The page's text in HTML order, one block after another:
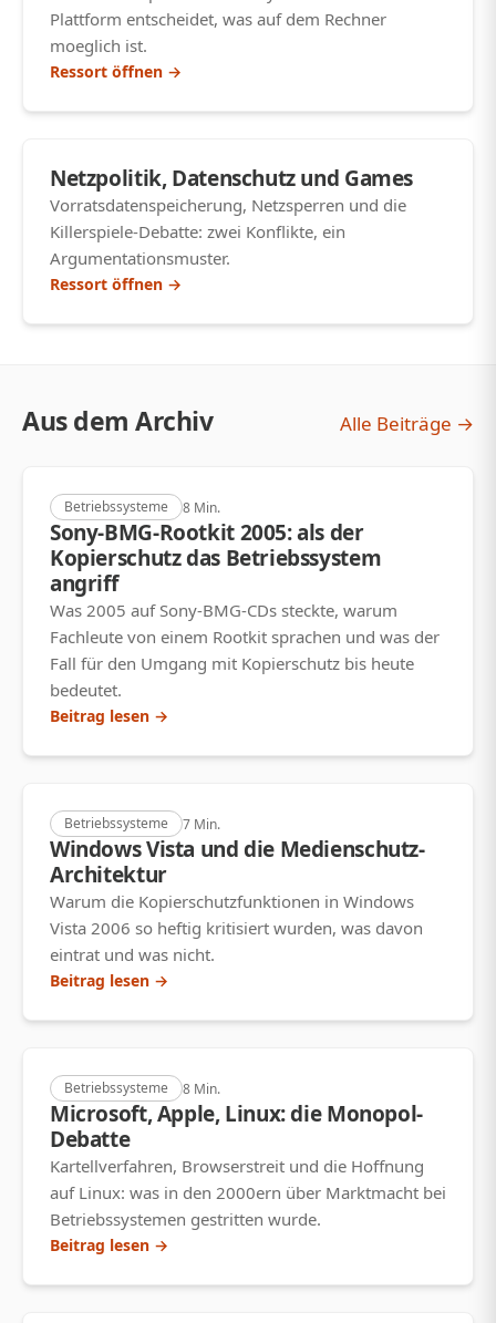
Plattform entscheidet, was auf dem Rechner
moeglich ist.
Ressort öffnen →
Netzpolitik, Datenschutz und Games
Vorratsdatenspeicherung, Netzsperren und die
Killerspiele-Debatte: zwei Konflikte, ein
Argumentationsmuster.
Ressort öffnen →
Aus dem Archiv Alle Beiträge →
Betriebssysteme 8 Min.
Sony-BMG-Rootkit 2005: als der
Kopierschutz das Betriebssystem
angriff
Was 2005 auf Sony-BMG-CDs steckte, warum
Fachleute von einem Rootkit sprachen und was der
Fall für den Umgang mit Kopierschutz bis heute
bedeutet.
Beitrag lesen →
Betriebssysteme 7 Min.
Windows Vista und die Medienschutz-
Architektur
Warum die Kopierschutzfunktionen in Windows
Vista 2006 so heftig kritisiert wurden, was davon
eintrat und was nicht.
Beitrag lesen →
Betriebssysteme 8 Min.
Microsoft, Apple, Linux: die Monopol-
Debatte
Kartellverfahren, Browserstreit und die Hoffnung
auf Linux: was in den 2000ern über Marktmacht bei
Betriebssystemen gestritten wurde.
Beitrag lesen →